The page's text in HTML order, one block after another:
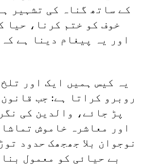
کے ساتھ گناہ کی تشہیر
خوف کو ختم کرنا، حیا
اور یہ پیغام دینا ہے
یہ کیس ہمیں ایک اور
روبرو کراتا ہے: جب
پڑ جائے، والدین کی
اور معاشرہ خاموش
نوجوان بلا جھجھک حدود
بے حیائی کو معمول